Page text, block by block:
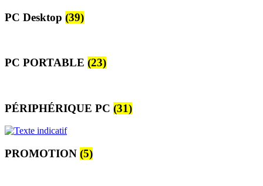
PC Desktop (39)
PC PORTABLE (23)
PÉRIPHÉRIQUE PC (31)
PROMOTION (5)